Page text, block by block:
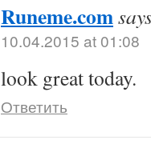
Runeme.com
10.04.2015 at 01:08
look great today.
Ответить